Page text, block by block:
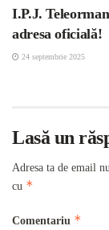
I.P.J.
adresa oficială!
24 septembrie 2025
Lasă un
Adresa ta de email
cu *
Comentariu *